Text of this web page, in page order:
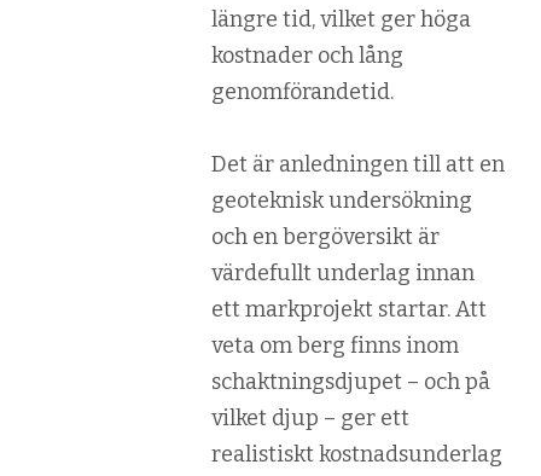
längre tid, vilket ger höga
kostnader och lång
genomförandetid.
Det är anledningen till att en
geoteknisk undersökning
och en bergöversikt är
värdefullt underlag innan
ett markprojekt startar. Att
veta om berg finns inom
schaktningsdjupet – och på
vilket djup – ger ett
realistiskt kostnadsunderlag